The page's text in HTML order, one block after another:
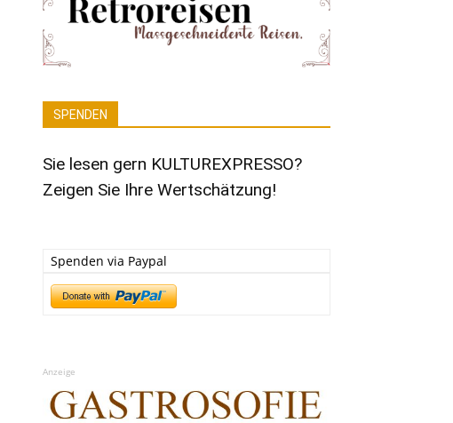
SPENDEN
Sie lesen gern KULTUREXPRESSO?
Zeigen Sie Ihre Wertschätzung!
Spenden via Paypal
Anzeige